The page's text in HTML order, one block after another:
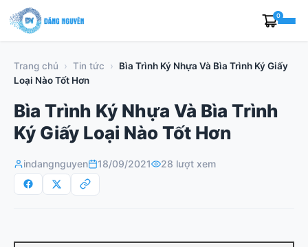
Skip
to
0
Trang chủ › Tin tức ›
Bìa Trình Ký Nhựa Và Bìa Trình Ký Giấy
Loại Nào Tốt Hơn
Bìa Trình Ký Nhựa Và Bìa Trình
Ký Giấy Loại Nào Tốt Hơn
indangnguyen 18/09/2021 28 lượt xem